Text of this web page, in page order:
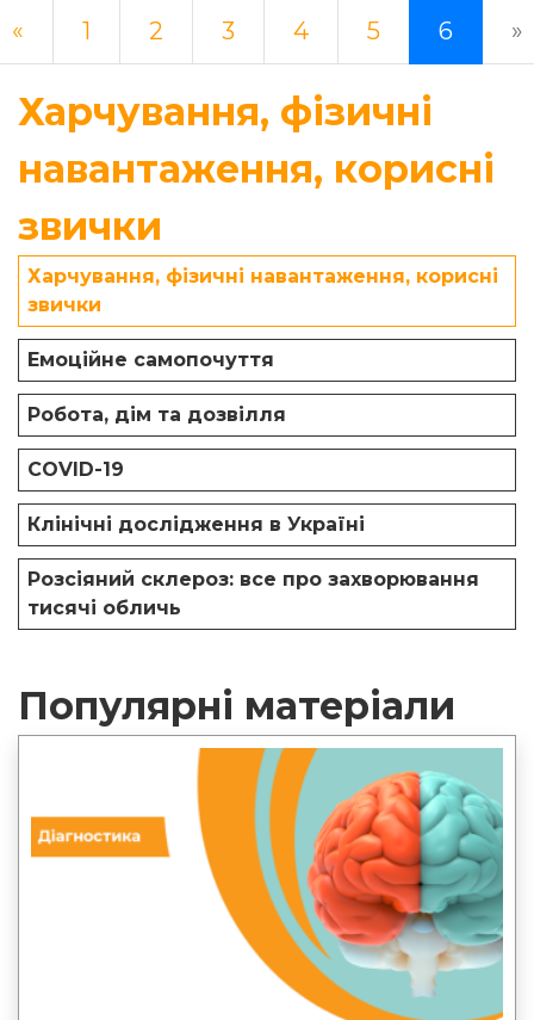
«Previous
1 2 3 4 5 6 »
Харчування, фізичні
навантаження, корисні
звички
Харчування, фізичні навантаження, корисні
звички
Емоційне самопочуття
Робота, дім та дозвілля
COVID-19
Клінічні дослідження в Україні
Розсіяний склероз: все про захворювання
тисячі обличь
Популярні матеріали